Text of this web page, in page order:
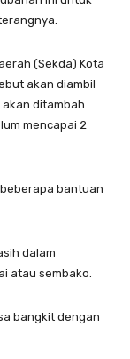
(Sekda) Kota
akan diambil
ditambah
mencapai 2
bantuan
dalam
atau sembako.
bangkit dengan